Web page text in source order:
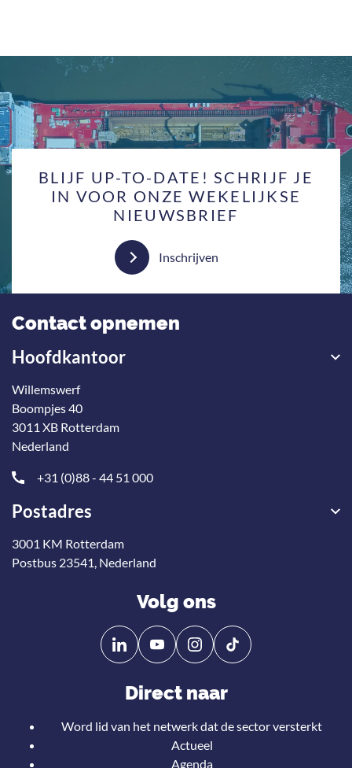
BLIJF UP-TO-DATE! SCHRIJF JE
IN VOOR ONZE WEKELIJKSE
NIEUWSBRIEF
Inschrijven
Contact opnemen
Hoofdkantoor
Willemswerf
Boompjes 40
3011 XB Rotterdam
Nederland
+31 (0)88 - 44 51 000
Postadres
3001 KM Rotterdam
Postbus 23541, Nederland
Volg ons
Volg
ons
Linkedin
Volg
ons
YouTube
Direct naar
Word lid van het netwerk dat de sector versterkt
Actueel
Agenda